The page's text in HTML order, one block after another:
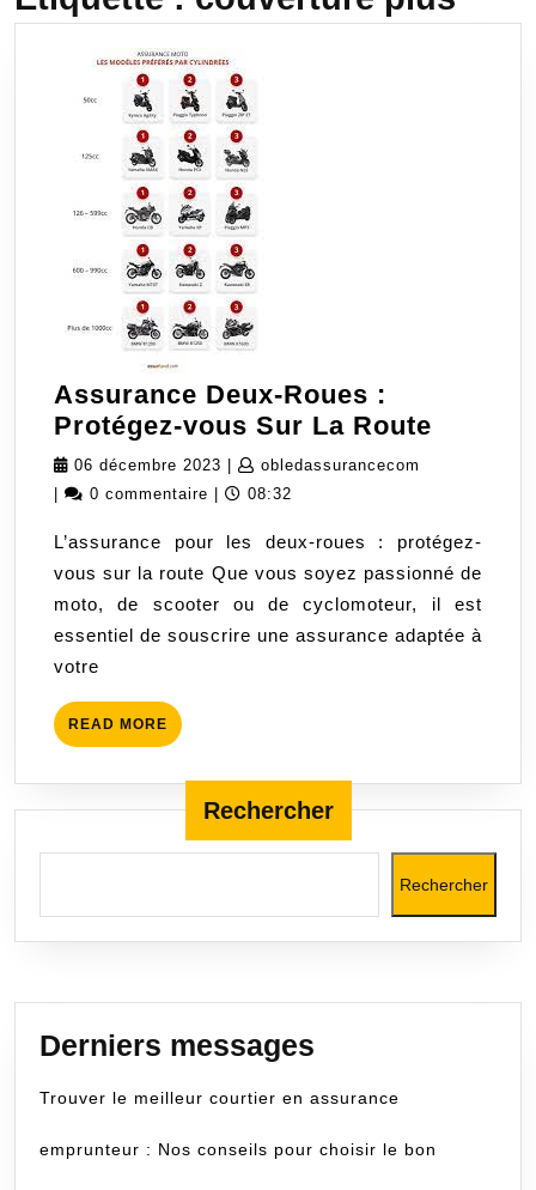
Assurance Deux-Roues :
Protégez-vous Sur La Route
vous
Sur
La
06 décembre 2023 06
décembre
obledassurancecom
0 commentaire 08:32
L’assurance pour les deux-roues : protégez-
vous sur la route Que vous soyez passionné de
moto, de scooter ou de cyclomoteur, il est
essentiel de souscrire une assurance adaptée à
votre
READ MORE READ
MORE
Rechercher
Rechercher
Derniers messages
Trouver le meilleur courtier en assurance
emprunteur : Nos conseils pour choisir le bon